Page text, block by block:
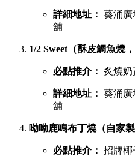
詳細地址： 葵涌廣
舖
1/2 Sweet（酥皮鯛魚燒
必點推介： 炙燒奶
詳細地址： 葵涌廣
舖
呦呦鹿鳴布丁燒（自家
必點推介： 招牌椰